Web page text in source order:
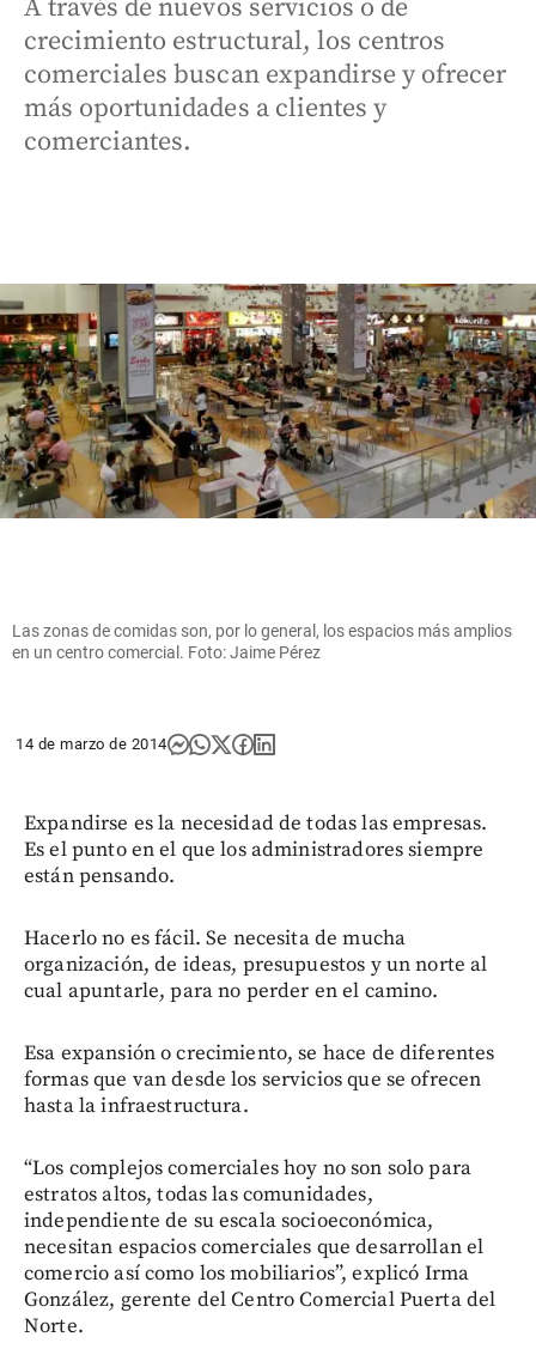
A través de nuevos servicios o de
crecimiento estructural, los centros
comerciales buscan expandirse y ofrecer
más oportunidades a clientes y
comerciantes.
Las zonas de comidas son, por lo general, los espacios más amplios
en un centro comercial. Foto: Jaime Pérez
14 de marzo de 2014
Expandirse es la necesidad de todas las empresas.
Es el punto en el que los administradores siempre
están pensando.
Hacerlo no es fácil. Se necesita de mucha
organización, de ideas, presupuestos y un norte al
cual apuntarle, para no perder en el camino.
Esa expansión o crecimiento, se hace de diferentes
formas que van desde los servicios que se ofrecen
hasta la infraestructura.
“Los complejos comerciales hoy no son solo para
estratos altos, todas las comunidades,
independiente de su escala socioeconómica,
necesitan espacios comerciales que desarrollan el
comercio así como los mobiliarios”, explicó Irma
González, gerente del Centro Comercial Puerta del
Norte.